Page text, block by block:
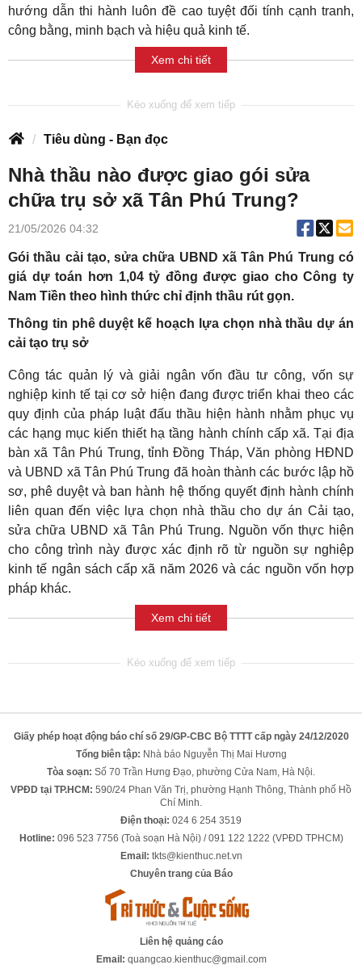
hướng dẫn thi hành luôn đề cao tuyệt đối tính cạnh tranh,
công bằng, minh bạch và hiệu quả kinh tế.
Xem chi tiết
Tiêu dùng - Bạn đọc
Nhà thầu nào được giao gói sửa
chữa trụ sở xã Tân Phú Trung?
21/05/2026 04:32
Gói thầu cải tạo, sửa chữa UBND xã Tân Phú Trung có
giá dự toán hơn 1,04 tỷ đồng được giao cho Công ty
Nam Tiền theo hình thức chỉ định thầu rút gọn.
Thông tin phê duyệt kế hoạch lựa chọn nhà thầu dự án
cải tạo trụ sở
Công tác quản lý và giải ngân vốn đầu tư công, vốn sự
nghiệp kinh tế tại cơ sở hiện đang được triển khai theo các
quy định của pháp luật đấu thầu hiện hành nhằm phục vụ
các hạng mục kiến thiết hạ tầng hành chính cấp xã. Tại địa
bàn xã Tân Phú Trung, tỉnh Đồng Tháp, Văn phòng HĐND
và UBND xã Tân Phú Trung đã hoàn thành các bước lập hồ
sơ, phê duyệt và ban hành hệ thống quyết định hành chính
liên quan đến việc lựa chọn nhà thầu cho dự án Cải tạo,
sửa chữa UBND xã Tân Phú Trung. Nguồn vốn thực hiện
cho công trình này được xác định rõ từ nguồn sự nghiệp
kinh tế ngân sách cấp xã năm 2026 và các nguồn vốn hợp
pháp khác.
Xem chi tiết
Giấy phép hoạt động báo chí số 29/GP-CBC Bộ TTTT cấp ngày 24/12/2020
Tổng biên tập: Nhà báo Nguyễn Thị Mai Hương
Tòa soạn: Số 70 Trần Hưng Đạo, phường Cửa Nam, Hà Nội.
VPĐD tại TP.HCM: 590/24 Phan Văn Trị, phường Hạnh Thông, Thành phố Hồ
Chí Minh.
Điện thoại: 024 6 254 3519
Hotline: 096 523 7756 (Toà soạn Hà Nội) / 091 122 1222 (VPĐD TPHCM)
Email: tkts@kienthuc.net.vn
Chuyên trang của Báo
Liên hệ quảng cáo
Email: quangcao.kienthuc@gmail.com